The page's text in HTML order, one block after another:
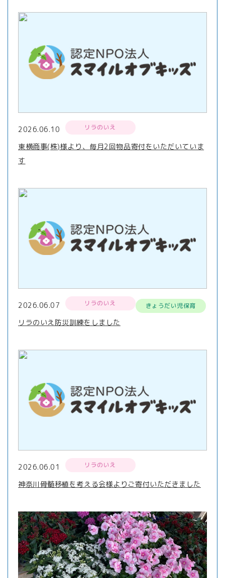
2026.06.10 リラのいえ
東横商事(株)様より、毎月2回物品寄付をいただいていま
す
2026.06.07 リラのいえ きょうだい児保育
リラのいえ防災訓練をしました
2026.06.01 リラのいえ
神奈川骨髄移植を考える会様よりご寄付いただきました